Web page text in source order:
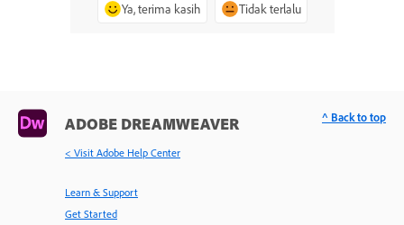
Ya, terima kasih Tidak terlalu
ADOBE DREAMWEAVER
< Visit Adobe Help Center
Learn & Support
Get Started
^ Back to top